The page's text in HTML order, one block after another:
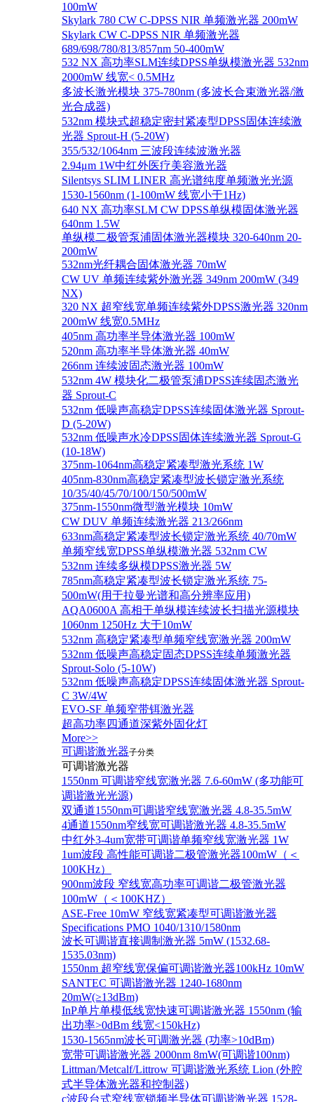
100mW
Skylark 780 CW C-DPSS NIR 单频激光器 200mW
Skylark CW C-DPSS NIR 单频激光器
689/698/780/813/857nm 50-400mW
532 NX 高功率SLM连续DPSS单纵模激光器 532nm
2000mW 线宽< 0.5MHz
多波长激光模块 375-780nm (多波长合束激光器/激
光合成器)
532nm 模块式超稳定密封紧凑型DPSS固体连续激
光器 Sprout-H (5-20W)
355/532/1064nm 三波段连续波激光器
2.94μm 1W中红外医疗美容激光器
Silentsys SLIM LINER 高光谱纯度单频激光光源
1530-1560nm (1-100mW 线宽小于1Hz)
640 NX 高功率SLM CW DPSS单纵模固体激光器
640nm 1.5W
单纵模二极管泵浦固体激光器模块 320-640nm 20-
200mW
532nm光纤耦合固体激光器 70mW
CW UV 单频连续紫外激光器 349nm 200mW (349
NX)
320 NX 超窄线宽单频连续紫外DPSS激光器 320nm
200mW 线宽0.5MHz
405nm 高功率半导体激光器 100mW
520nm 高功率半导体激光器 40mW
266nm 连续波固态激光器 100mW
532nm 4W 模块化二极管泵浦DPSS连续固态激光
器 Sprout-C
532nm 低噪声高稳定DPSS连续固体激光器 Sprout-
D (5-20W)
532nm 低噪声水冷DPSS固体连续激光器 Sprout-G
(10-18W)
375nm-1064nm高稳定紧凑型激光系统 1W
405nm-830nm高稳定紧凑型波长锁定激光系统
10/35/40/45/70/100/150/500mW
375nm-1550nm微型激光模块 10mW
CW DUV 单频连续激光器 213/266nm
633nm高稳定紧凑型波长锁定激光系统 40/70mW
单频窄线宽DPSS单纵模激光器 532nm CW
532nm 连续多纵模DPSS激光器 5W
785nm高稳定紧凑型波长锁定激光系统 75-
500mW(用于拉曼光谱和高分辨率应用)
AQA0600A 高相干单纵模连续波长扫描光源模块
1060nm 1250Hz 大于10mW
532nm 高稳定紧凑型单频窄线宽激光器 200mW
532nm 低噪声高稳定固态DPSS连续单频激光器
Sprout‐Solo (5-10W)
532nm 低噪声高稳定DPSS连续固体激光器 Sprout-
C 3W/4W
EVO-SF 单频窄带铒激光器
超高功率四通道深紫外固化灯
More>>
可调谐激光器子分类
可调谐激光器
1550nm 可调谐窄线宽激光器 7.6-60mW (多功能可
调谐激光光源)
双通道1550nm可调谐窄线宽激光器 4.8-35.5mW
4通道1550nm窄线宽可调谐激光器 4.8-35.5mW
中红外3-4um宽带可调谐单频窄线宽激光器 1W
1um波段 高性能可调谐二极管激光器100mW（＜
100KHz）
900nm波段 窄线宽高功率可调谐二极管激光器
100mW（＜100KHZ）
ASE-Free 10mW 窄线宽紧凑型可调谐激光器
Specifications PMO 1040/1310/1580nm
波长可调谐直接调制激光器 5mW (1532.68-
1535.03nm)
1550nm 超窄线宽保偏可调谐激光器100kHz 10mW
SANTEC 可调谐激光器 1240-1680nm
20mW(≥13dBm)
InP单片单模低线宽快速可调谐激光器 1550nm (输
出功率>0dBm 线宽<150kHz)
1530-1565nm波长可调激光器 (功率>10dBm)
宽带可调谐激光器 2000nm 8mW(可调谐100nm)
Littman/Metcalf/Littrow 可调谐激光系统 Lion (外腔
式半导体激光器和控制器)
c波段台式窄线宽锁频半导体可调谐激光器 1528-